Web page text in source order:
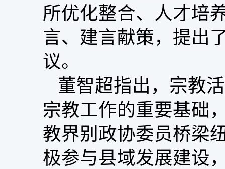
所优化整合、人才培
言、建言献策，提出
议。
董智超指出，宗教
宗教工作的重要基础
教界别政协委员桥梁
极参与县域发展建设